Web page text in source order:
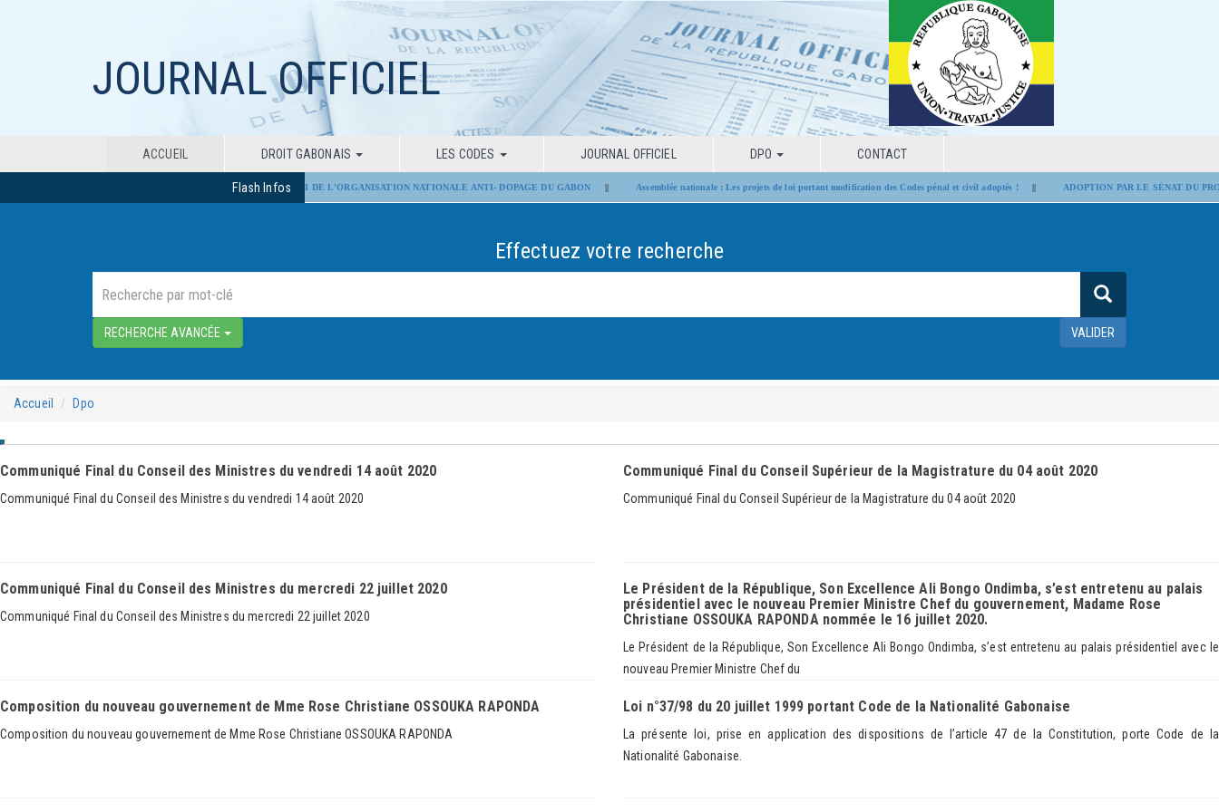
JOURNAL OFFICIEL
ACCUEIL DROIT GABONAIS LES CODES JOURNAL OFFICIEL DPO CONTACT
Flash Infos
ADOPTION PAR LE SÉNAT DU PROJET DE LOI DE L'ORGANISATION NATIONALE ANTI- DOPAGE DU GABON|| Assemblée nationale : Les projets de loi portant modification des Codes pénal et civil adoptés !|| ADOPTION PAR LE SÉNAT DU
Effectuez votre recherche
RECHERCHE AVANCÉE VALIDER
Accueil Dpo
Communiqué Final du Conseil des Ministres du vendredi 14 août 2020
Communiqué Final du Conseil des Ministres du vendredi 14 août 2020
Communiqué Final du Conseil Supérieur de la Magistrature du 04 août 2020
Communiqué Final du Conseil Supérieur de la Magistrature du 04 août 2020
Communiqué Final du Conseil des Ministres du mercredi 22 juillet 2020
Communiqué Final du Conseil des Ministres du mercredi 22 juillet 2020
Le Président de la République, Son Excellence Ali Bongo Ondimba, s’est entretenu au palais
présidentiel avec le nouveau Premier Ministre Chef du gouvernement, Madame Rose
Christiane OSSOUKA RAPONDA nommée le 16 juillet 2020.
Le Président de la République, Son Excellence Ali Bongo Ondimba, s’est entretenu au palais présidentiel avec le
nouveau Premier Ministre Chef du
Composition du nouveau gouvernement de Mme Rose Christiane OSSOUKA RAPONDA
Composition du nouveau gouvernement de Mme Rose Christiane OSSOUKA RAPONDA
Loi n°37/98 du 20 juillet 1999 portant Code de la Nationalité Gabonaise
La présente loi, prise en application des dispositions de l’article 47 de la Constitution, porte Code de la
Nationalité Gabonaise.